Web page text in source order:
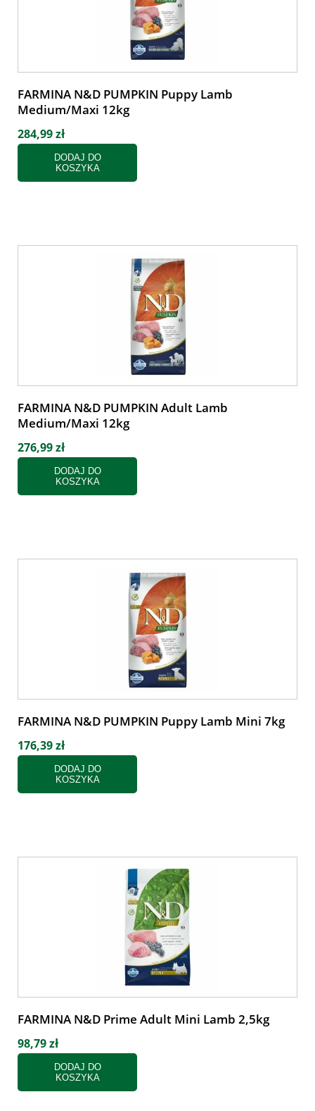
FARMINA N&D PUMPKIN Puppy Lamb
Medium/Maxi 12kg
284,99 zł
DODAJ DO
KOSZYKA
FARMINA N&D PUMPKIN Adult Lamb
Medium/Maxi 12kg
276,99 zł
DODAJ DO
KOSZYKA
FARMINA N&D PUMPKIN Puppy Lamb Mini 7kg
176,39 zł
DODAJ DO
KOSZYKA
FARMINA N&D Prime Adult Mini Lamb 2,5kg
98,79 zł
DODAJ DO
KOSZYKA